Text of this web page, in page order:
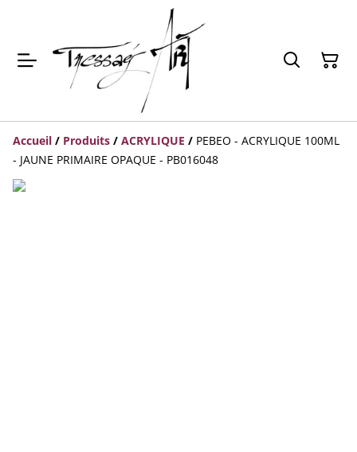
Accueil / Produits / ACRYLIQUE / PEBEO - ACRYLIQUE 100ML
- JAUNE PRIMAIRE OPAQUE - PB016048